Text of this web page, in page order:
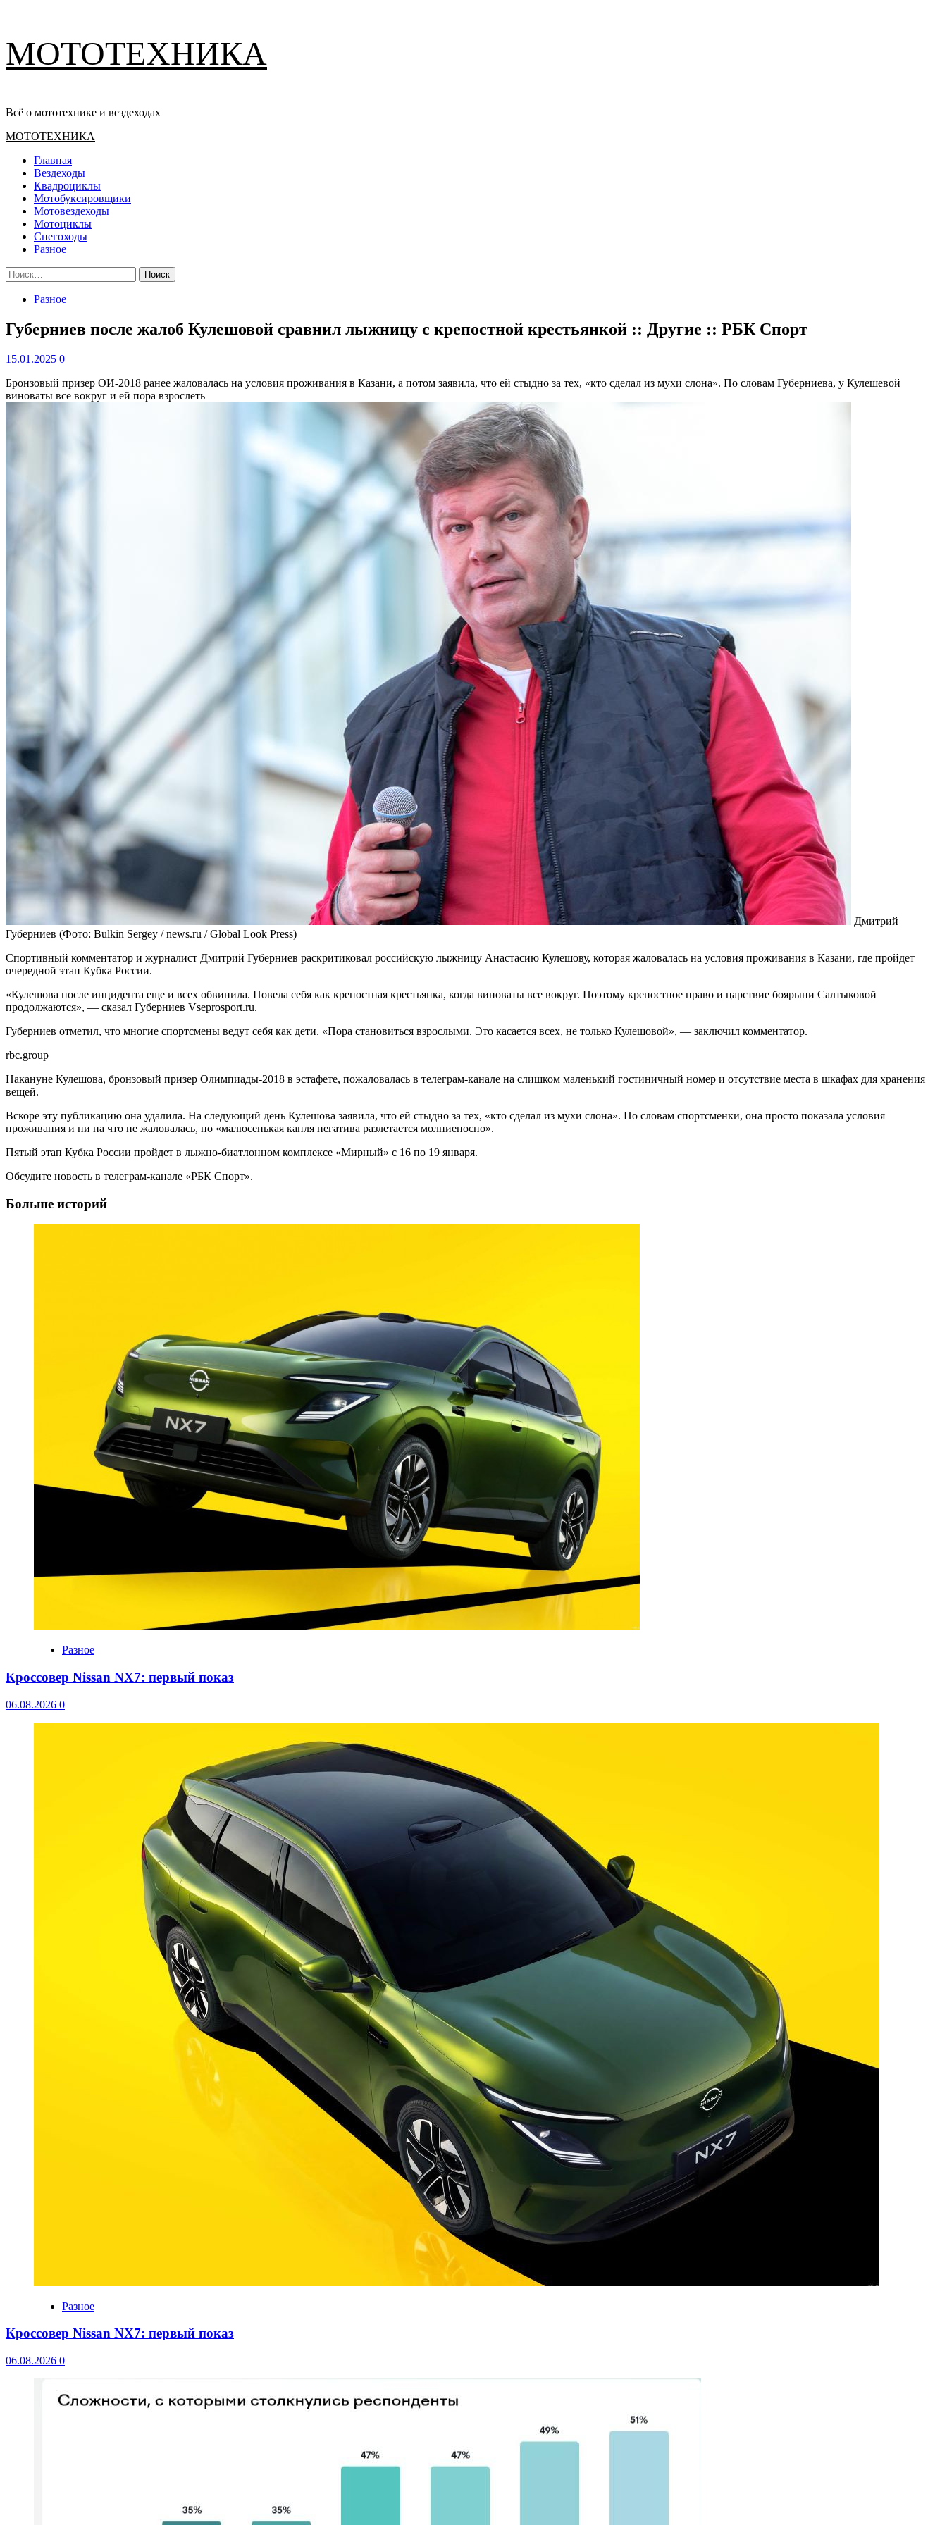
содержимому
МОТОТЕХНИКА
Всё о мототехнике и вездеходах
Основное
МОТОТЕХНИКА
Главная
Вездеходы
Квадроциклы
Мотобуксировщики
Мотовездеходы
Мотоциклы
Снегоходы
Разное
Найти:
Разное
Губерниев после жалоб Кулешовой сравнил лыжницу с крепостной крестьянкой :: Другие :: РБК Спорт
15.01.2025 0
Бронзовый призер ОИ-2018 ранее жаловалась на условия проживания в Казани, а потом заявила, что ей стыдно за тех, «кто сделал из мухи слона». По словам Губерниева, у Кулешевой
виноваты все вокруг и ей пора взрослеть
Дмитрий
Губерниев (Фото: Bulkin Sergey / news.ru / Global Look Press)
Спортивный комментатор и журналист Дмитрий Губерниев раскритиковал российскую лыжницу Анастасию Кулешову, которая жаловалась на условия проживания в Казани, где пройдет
очередной этап Кубка России.
«Кулешова после инцидента еще и всех обвинила. Повела себя как крепостная крестьянка, когда виноваты все вокруг. Поэтому крепостное право и царствие боярыни Салтыковой
продолжаются», — сказал Губерниев Vseprosport.ru.
Губерниев отметил, что многие спортсмены ведут себя как дети. «Пора становиться взрослыми. Это касается всех, не только Кулешовой», — заключил комментатор.
rbc.group
Накануне Кулешова, бронзовый призер Олимпиады-2018 в эстафете, пожаловалась в телеграм-канале на слишком маленький гостиничный номер и отсутствие места в шкафах для хранения
вещей.
Вскоре эту публикацию она удалила. На следующий день Кулешова заявила, что ей стыдно за тех, «кто сделал из мухи слона». По словам спортсменки, она просто показала условия
проживания и ни на что не жаловалась, но «малюсенькая капля негатива разлетается молниеносно».
Пятый этап Кубка России пройдет в лыжно‑биатлонном комплексе «Мирный» с 16 по 19 января.
Обсудите новость в телеграм-канале «РБК Спорт».
Больше историй
Разное
Кроссовер Nissan NX7: первый показ
06.08.2026 0
Разное
Кроссовер Nissan NX7: первый показ
06.08.2026 0